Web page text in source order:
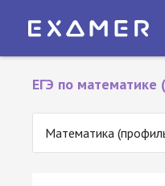
ЕГЭ по математике
Математика